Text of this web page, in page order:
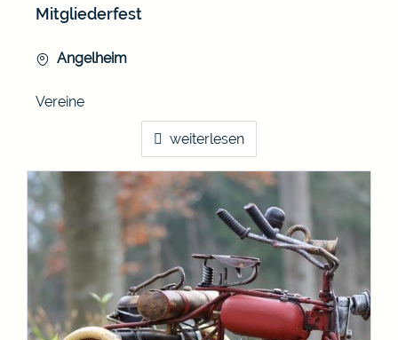
Mitgliederfest
Angelheim
Vereine
weiterlesen